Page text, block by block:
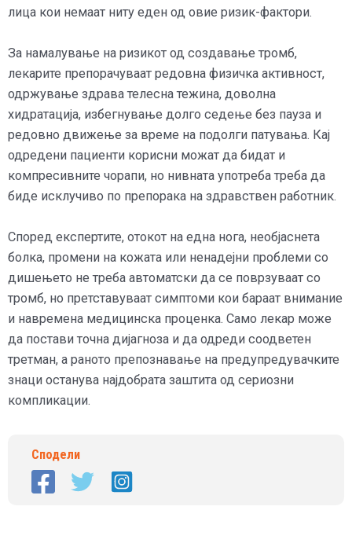
лица кои немаат ниту еден од овие ризик-фактори.
За намалување на ризикот од создавање тромб,
лекарите препорачуваат редовна физичка активност,
одржување здрава телесна тежина, доволна
хидратација, избегнување долго седење без пауза и
редовно движење за време на подолги патувања. Кај
одредени пациенти корисни можат да бидат и
компресивните чорапи, но нивната употреба треба да
биде исклучиво по препорака на здравствен работник.
Според експертите, отокот на една нога, необјаснета
болка, промени на кожата или ненадејни проблеми со
дишењето не треба автоматски да се поврзуваат со
тромб, но претставуваат симптоми кои бараат внимание
и навремена медицинска проценка. Само лекар може
да постави точна дијагноза и да одреди соодветен
третман, а раното препознавање на предупредувачките
знаци останува најдобрата заштита од сериозни
компликации.
Сподели